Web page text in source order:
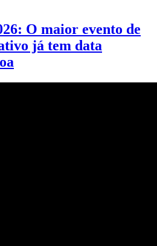
O maior evento de
já tem data